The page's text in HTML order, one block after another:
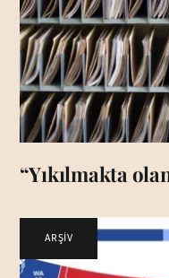
“Yıkılmakta
ARŞİV